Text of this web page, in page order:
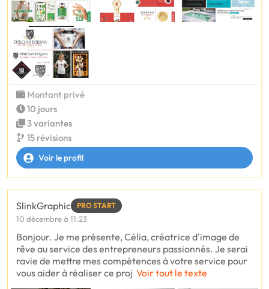
Montant privé
10 jours
3 variantes
15 révisions
Voir le profil
SlinkGraphic PRO START
10 décembre à 11:23
Bonjour. Je me présente, Célia, créatrice d'image de
rêve au service des entrepreneurs passionnés. Je serai
ravie de mettre mes compétences à votre service pour
vous aider à réaliser ce proj Voir tout le texte